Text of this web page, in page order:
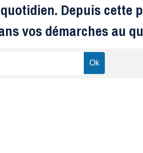
Depuis cette
vos démarches au